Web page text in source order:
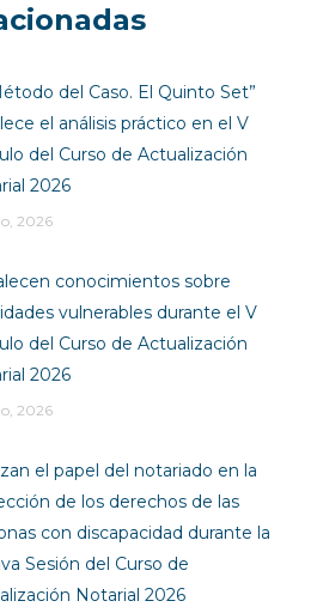
del Caso. El Quinto Set”
el análisis práctico en el V
del Curso de Actualización
2026
2026
conocimientos sobre
vulnerables durante el V
del Curso de Actualización
2026
2026
el papel del notariado en la
de los derechos de las
con discapacidad durante la
Sesión del Curso de
Notarial 2026